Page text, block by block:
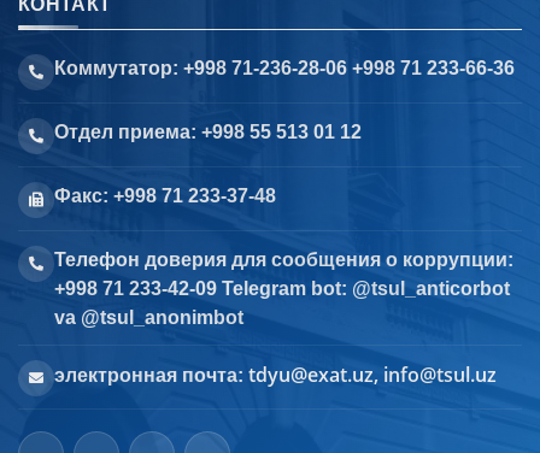
КОНТАКТ
Коммутатор: +998 71-236-28-06 +998 71 233-66-36
Отдел приема: +998 55 513 01 12
Факс: +998 71 233-37-48
Телефон доверия для сообщения о коррупции:
+998 71 233-42-09 Telegram bot: @tsul_anticorbot
va @tsul_anonimbot
электронная почта: tdyu@exat.uz, info@tsul.uz